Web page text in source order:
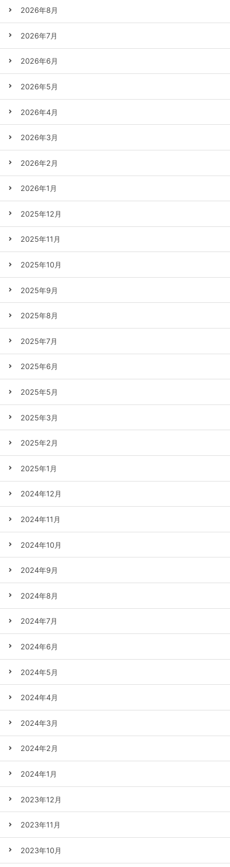
2026年8月
2026年7月
2026年6月
2026年5月
2026年4月
2026年3月
2026年2月
2026年1月
2025年12月
2025年11月
2025年10月
2025年9月
2025年8月
2025年7月
2025年6月
2025年5月
2025年3月
2025年2月
2025年1月
2024年12月
2024年11月
2024年10月
2024年9月
2024年8月
2024年7月
2024年6月
2024年5月
2024年4月
2024年3月
2024年2月
2024年1月
2023年12月
2023年11月
2023年10月